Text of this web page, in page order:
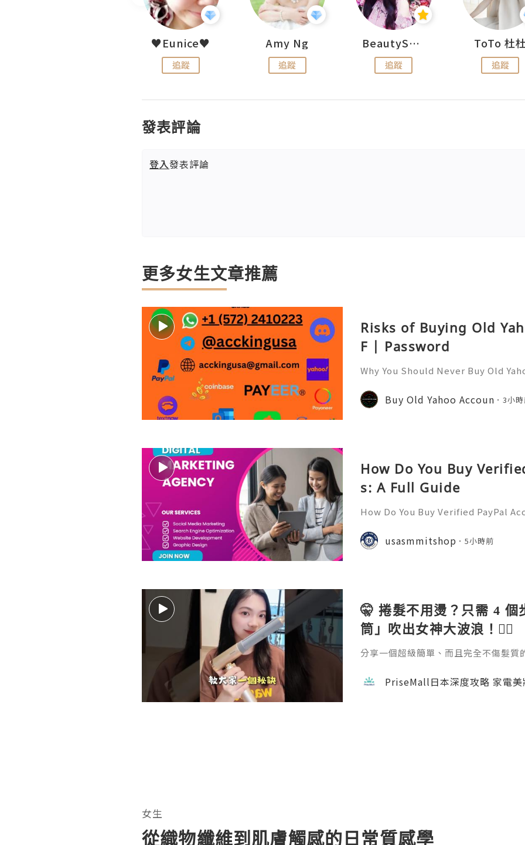
♥Eunice♥
追蹤
Amy Ng
追蹤
BeautySearch
追蹤
ToTo 杜杜
追蹤
發表評論
登入發表評論
更多女生文章推薦
Risks of Buying Old
F | Password
Why You Should Never Buy Old
onal communication, business
ccount recovery. Because of
Buy Old Yahoo Accoun 3小
How Do You Buy
s: A Full Guide
How Do You Buy Verified PayPal
orms, used by individuals,
usinesses, and organiza
usasmmitshop 5小時前
🤫 捲髮不用燙？只需 4 個
筒」吹出女神大波浪！💇‍♀️
分享一個超級簡單、而且完全不傷髮
成。過程完全不會像電熱捲那樣灼熱
自然。如果你也擔心燙髮傷頭髮，這
PriseMall日本深度攻略 家電美
女生
從織物纖維到肌膚觸感的日常質感學